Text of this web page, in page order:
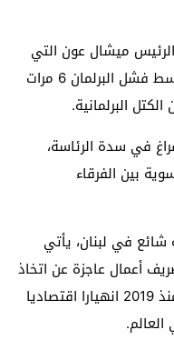
الرئيس ميشال عون التي
دامت 6 سنوات، مُخلفا فراغا رئاسيا وسط فشل البرلمان 6 مرات
البرلمانية.
فراغ في سدة الرئاسة،
جلسة إثر تسوية بين الفرقاء
شائع في لبنان، يأتي
أعمال عاجزة عن اتخاذ
قرارات مهمة في وقت يشهد لبنان منذ 2019 انهيارا اقتصاديا